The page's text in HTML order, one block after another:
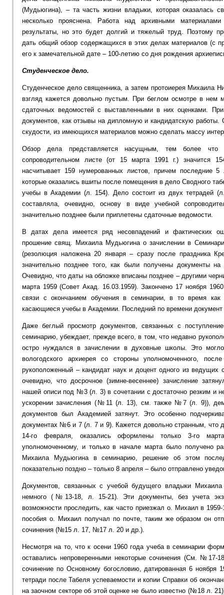
(Мудьюгина), – та часть жизни владыки, которая оказалась
несколько прояснена. Работа над архивными
результаты, но это будет долгий и тяжелый труд. Поэтому
дать общий обзор содержащихся в этих делах материалов (с
его к замечательной дате – 100-летию со дня рождения
Студенческое дело.
Студенческое дело священника, а затем протоиерея Михаила
взгляд кажется довольно пустым. При беглом осмотре в нем
сдаточных ведомостей с выставленными в них оценками.
документов, как отзывы на дипломную и кандидатскую
скудости, из имеющихся материалов можно сделать массу
Обзор дела представляется насущным, тем более
сопроводительном листе (от 15 марта 1991 г.) значится
насчитывает 159 нумерованных листов, причем последние
которые оказались вшиты после помещения в дело Сводного
учебы в Академии (л. 154). Дело состоит из двух тетрадей
составляла, очевидно, основу в виде учебной
значительно позднее были приплетены сдаточные ведомости.
В датах дела имеется ряд несовпадений и фактических
прошение свящ. Михаила Мудьюгина о зачислении в
(резолюция наложена 20 января – сразу после праздника
значительно позднее того, как были получены документы
Очевидно, что даты на обложке вписаны позднее – другими
марта 1959 (Совет Акад. 16.03.1959). Закончено 17 ноября
связи с окончанием обучения в семинарии, в то время
касающиеся учебы в Академии. Последний по времени документ
Даже беглый просмотр документов, связанных с
семинарию, убеждает, прежде всего, в том, что недавно
остро нуждался в зачислении в духовные школы. Это
вологодского архиерея со стороны уполномоченного,
рукоположенный – кандидат наук и доцент одного из ведущих
очевидно, что досрочное (зимне-весеннее) зачисление
нашей описи под №3 (л. 3) в сочетании с достаточно резким и
ускорении зачисления (№11 (л. 13), см. также №7 (л. 9)),
документов был Академией затянут. Это особенно
документах №6 и 7 (л. 7 и 9). Кажется довольно странным, что
14-го февраля, оказались оформлены только 3-го
уполномоченному, и только в начале марта было получено
Михаила Мудьюгина в семинарию, решение об этом
показательно поздно – только 8 апреля – было отправлено
Документов, связанных с учебой будущего владыки
немного (№13-18, л. 15-21). Эти документы, без учета
возможности проследить, как часто приезжал о. Михаил в
пособия о. Михаил получал по почте, таким же образом он
сочинения (№15 л. 17, №17 л. 20 и др.).
Несмотря на то, что к осени 1960 года учеба в семинарии
оставались непроверенными некоторые сочинения (См. №17-
сочинение по Основному богословию, датированная 6 ноября
тетради после Табеля успеваемости и копии Справки об
на заочном секторе об этой оценке не было известно (№18 л.